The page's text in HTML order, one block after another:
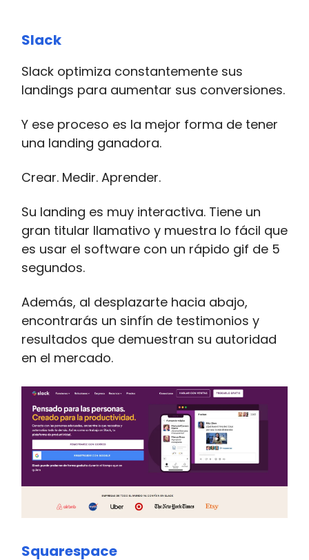
Slack
Slack optimiza constantemente sus
landings para aumentar sus conversiones.
Y ese proceso es la mejor forma de tener
una landing ganadora.
Crear. Medir. Aprender.
Su landing es muy interactiva. Tiene un
gran titular llamativo y muestra lo fácil que
es usar el software con un rápido gif de 5
segundos.
Además, al desplazarte hacia abajo,
encontrarás un sinfín de testimonios y
resultados que demuestran su autoridad
en el mercado.
Squarespace